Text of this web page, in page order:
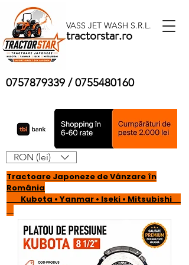
VASS JET WASH S.R.L.
tractorstar.ro
0757879339 /0755480160
Tractoare Japoneze de Vânzare în
România
Kubota • Yanmar • Iseki • Mitsubishi
RON (lei)